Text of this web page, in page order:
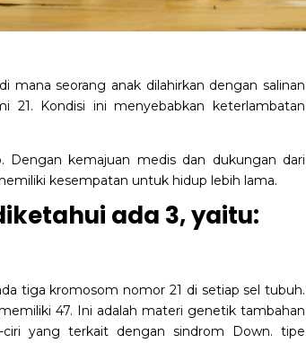
mana seorang anak dilahirkan dengan salinan
21. Kondisi ini menyebabkan keterlambatan
Dengan kemajuan medis dan dukungan dari
kesempatan untuk hidup lebih lama.
ada 3, yaitu:
tiga kromosom nomor 21 di setiap sel tubuh.
47. Ini adalah materi genetik tambahan
yang terkait dengan sindrom Down. tipe